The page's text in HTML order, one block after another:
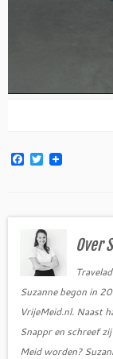
F
o
T
w
e
r
Over
Suzanne begon in
VrijeMeid.nl. Naast
Snappr en schreef
Meid worden?